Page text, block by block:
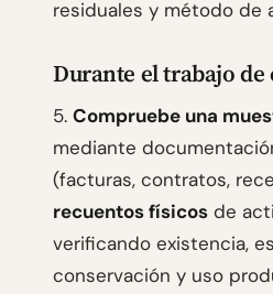
residuales y método de
Durante el trabajo de
5. Compruebe una
mediante
(facturas, contratos,
recuentos físicos de
verificando existencia,
conservación y uso